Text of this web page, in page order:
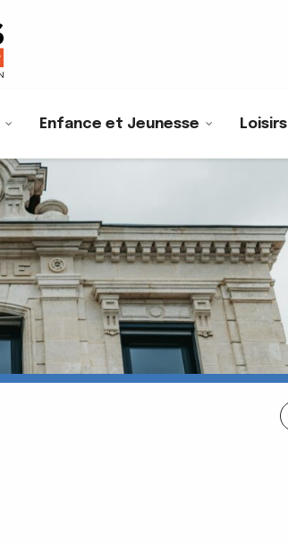
Enfance et Jeunesse Loisirs